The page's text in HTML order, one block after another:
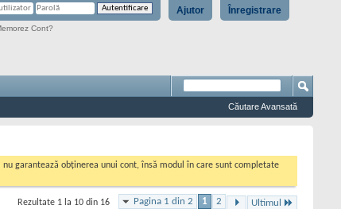
Înregistrare
Ajutor
Cont?
Căutare Avansată
garantează obținerea unui cont, însă modul în care sunt completate
Pagina 1 din 2 1 2 Ultimul
Rezultate 1 la 10 din 16